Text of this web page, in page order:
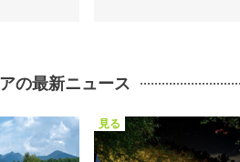
の最新ニュース
見る